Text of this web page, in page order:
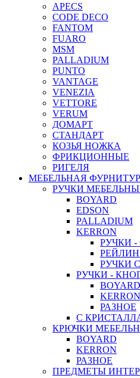
APECS
CODE DECO
FANTOM
FUARO
MSM
PALLADIUM
PUNTO
VANTAGE
VENEZIA
VETTORE
VERUM
ДОМАРТ
СТАНДАРТ
КОЗЬЯ НОЖКА
ФРИКЦИОННЫЕ
РИГЕЛЯ
МЕБЕЛЬНАЯ
РУЧКИ
BOYARD
EDSON
PALLADIUM
KERRON
РУЧКИ
РУЧКИ
РУЧКИ -
BOYARD
KERRON
РАЗНОЕ
С
КРЮЧКИ
BOYARD
KERRON
РАЗНОЕ
ПРЕДМЕТЫ